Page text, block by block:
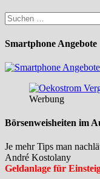
Suchen
nach:
Smartphone Angebote
Werbung
Börsenweisheiten im
Je mehr Tips man
André Kostolany
Geldanlage für